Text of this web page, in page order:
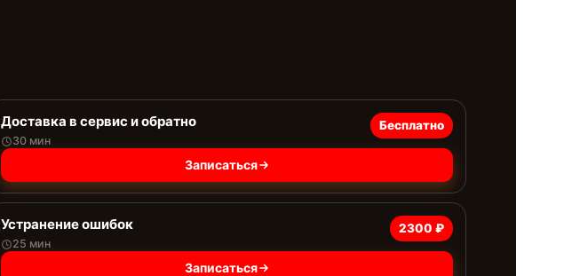
Доставка в сервис и обратно
30 мин
Бесплатно
Записаться
Устранение ошибок
25 мин
2300 ₽
Записаться